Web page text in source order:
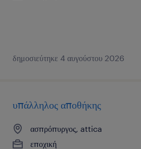
δημοσιεύτηκε 4 αυγούστου 2026
υπάλληλος αποθήκης
ασπρόπυργος, attica
εποχική